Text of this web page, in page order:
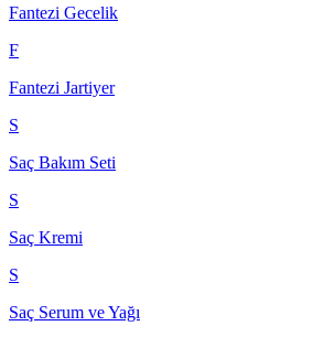
Fantezi Gecelik
F
Fantezi Jartiyer
S
Saç Bakım Seti
S
Saç Kremi
S
Saç Serum ve Yağı